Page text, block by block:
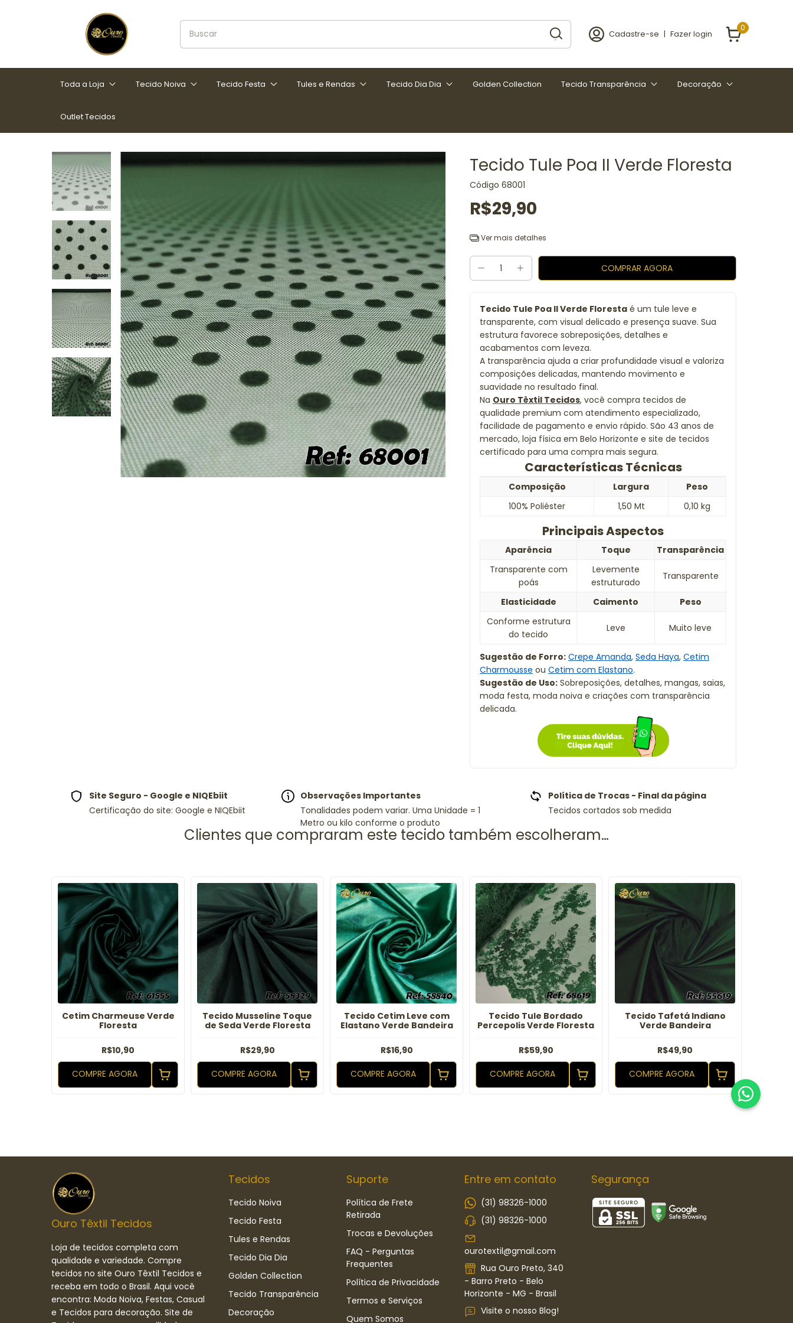
Cadastre-se | Fazer login
0
Toda a Loja Tecido Noiva Tecido Festa Tules e Rendas Tecido Dia Dia Golden Collection Tecido Transparência Decoração
Outlet Tecidos
Tecido Tule Poa II Verde Floresta
Código 68001
R$29,90
Ver mais detalhes
Tecido Tule Poa II Verde Floresta é um tule leve e
transparente, com visual delicado e presença suave. Sua
estrutura favorece sobreposições, detalhes e
acabamentos com leveza.
A transparência ajuda a criar profundidade visual e valoriza
composições delicadas, mantendo movimento e
suavidade no resultado final.
Na Ouro Têxtil Tecidos, você compra tecidos de
qualidade premium com atendimento especializado,
facilidade de pagamento e envio rápido. São 43 anos de
mercado, loja física em Belo Horizonte e site de tecidos
certificado para uma compra mais segura.
Características Técnicas
Composição Largura
Peso
100% Poliéster
1,50 Mt 0,10 kg
Principais Aspectos
Aparência Toque
Transparência
Transparente com
poás
Levemente
estruturado
Transparente
Elasticidade Caimento
Peso
Conforme estrutura
do tecido
Leve Muito leve
Sugestão de Forro: Crepe Amanda, Seda Haya, Cetim
Charmousse ou Cetim com Elastano.
Sugestão de Uso: Sobreposições, detalhes, mangas, saias,
moda festa, moda noiva e criações com transparência
delicada.
Site Seguro - Google e NIQEbiit
Certificação do site: Google e NIQEbiit
Observações Importantes
Tonalidades podem variar. Uma Unidade = 1
Metro ou kilo conforme o produto
Política de Trocas - Final da página
Tecidos cortados sob medida
Cetim Charmeuse Verde
Floresta
R$10,90
COMPRE AGORA
Tecido Musseline Toque
de Seda Verde Floresta
R$29,90
COMPRE AGORA
Tecido Cetim Leve com
Elastano Verde Bandeira
R$16,90
COMPRE AGORA
Tecido Tule Bordado
Percepolis Verde Floresta
R$59,90
COMPRE AGORA
Tecido Tafetá Indiano
Verde Bandeira
R$49,90
COMPRE AGORA
Ouro Têxtil Tecidos
Loja de tecidos completa com
qualidade e variedade. Compre
tecidos no site Ouro Têxtil Tecidos e
receba em todo o Brasil. Aqui você
encontra: Moda Noiva, Festas, Casual
e Tecidos para decoração. Site de
Tecidos
Tecido Noiva
Tecido Festa
Tules e Rendas
Tecido Dia Dia
Golden Collection
Tecido Transparência
Decoração
Suporte
Política de Frete
Retirada
Trocas e Devoluções
FAQ - Perguntas
Frequentes
Política de Privacidade
Termos e Serviços
Quem Somos
Entre em contato
(31) 98326-1000
(31) 98326-1000
ourotextil@gmail.com
Rua Ouro Preto, 340
- Barro Preto - Belo
Horizonte - MG - Brasil
Visite o nosso Blog!
Segurança